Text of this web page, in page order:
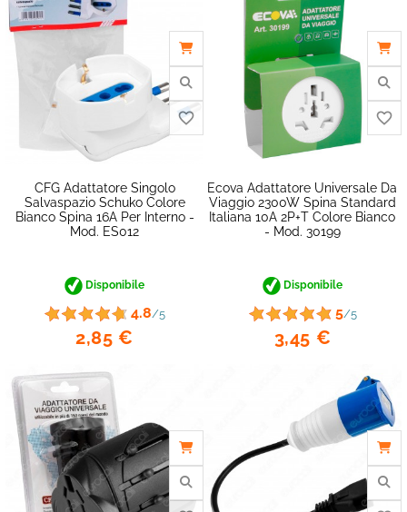
CFG Adattatore Singolo
Salvaspazio Schuko Colore
Bianco Spina 16A Per Interno -
Mod. ES012
Disponibile
4.8/5
2,85 €
favorite_border
Ecova Adattatore Universale Da
Viaggio 2300W Spina Standard
Italiana 10A 2P+T Colore Bianco
- Mod. 30199
Disponibile
5/5
3,45 €